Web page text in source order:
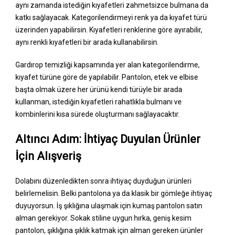
aynı zamanda istediğin kıyafetleri zahmetsizce bulmana da
katkı sağlayacak. Kategorilendirmeyi renk ya da kıyafet türü
üzerinden yapabilirsin. Kıyafetleri renklerine göre ayırabilir,
aynı renkli kıyafetleri bir arada kullanabilirsin.
Gardırop temizliği kapsamında yer alan kategorilendirme,
kıyafet türüne göre de yapılabilir. Pantolon, etek ve elbise
başta olmak üzere her ürünü kendi türüyle bir arada
kullanman, istediğin kıyafetleri rahatlıkla bulmanı ve
kombinlerini kısa sürede oluşturmanı sağlayacaktır.
Altıncı Adım: İhtiyaç Duyulan Ürünler
İçin Alışveriş
Dolabını düzenledikten sonra ihtiyaç duyduğun ürünleri
belirlemelisin. Belki pantolona ya da klasik bir gömleğe ihtiyaç
duyuyorsun. İş şıklığına ulaşmak için kumaş pantolon satın
alman gerekiyor. Sokak stiline uygun hırka, geniş kesim
pantolon, şıklığına şıklık katmak için alman gereken ürünler